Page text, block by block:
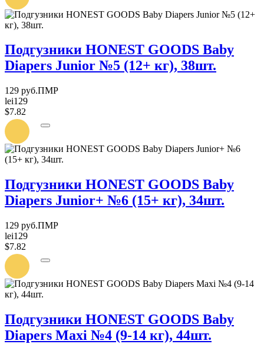
ПОСТУПЛЕНИИ
Подгузники HONEST GOODS Baby
Diapers Junior №5 (12+ кг), 38шт.
129 руб.ПМР
lei129
$7.82
УВЕДОМИТЬ
ПОСТУПЛЕНИИ
Подгузники HONEST GOODS Baby
Diapers Junior+ №6 (15+ кг), 34шт.
129 руб.ПМР
lei129
$7.82
УВЕДОМИТЬ
ПОСТУПЛЕНИИ
Подгузники HONEST GOODS Baby
Diapers Maxi №4 (9-14 кг), 44шт.